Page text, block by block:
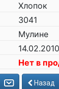
Хлопок
3041
Мулине
14.02.2010
Нет в
Назад